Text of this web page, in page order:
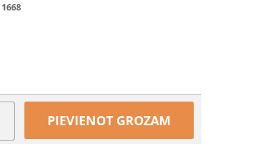
1668
PIEVIENOT GROZAM